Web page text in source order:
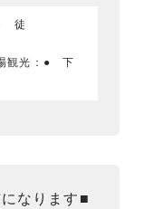
徒
観光：● 下
なります■